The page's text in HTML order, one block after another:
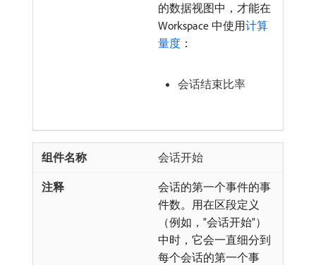
的数据视图中，才能在
Workspace 中使用计算
量度 ：
会话结束比率
会话开始
会话的第一个事件的事
件数。用在区段定义
（例如，“会话开始”）
中时，它会一直细分到
每个会话的第一个事